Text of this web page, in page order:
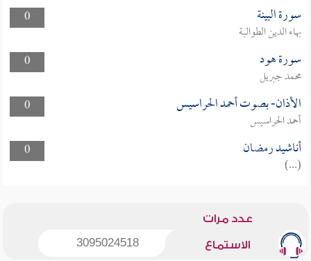
0
سورة البينة
بهاء الدين الطوالبة
0
سورة هود
محمد جبريل
0
الأذان- بصوت أحمد الحراسيس
أحمد الحراسيس
0
أناشيد رمضان
(...)
عدد مرات
الاستماع 3095024518